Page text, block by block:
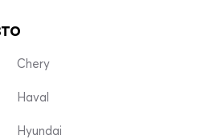
Chery
Haval
Hyundai